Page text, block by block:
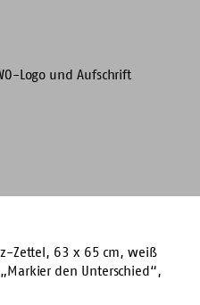
Zettel, 63 x 65 cm, weiß
den Unterschied“,